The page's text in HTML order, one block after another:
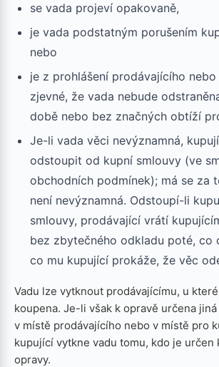
se vada projeví opakovaně,
je vada podstatným porušením
nebo
je z prohlášení prodávajícího
zjevné, že vada nebude
době nebo bez značných obtíží
Je-li vada věci nevýznamná,
odstoupit od kupní smlouvy (ve
obchodních podmínek); má se za
není nevýznamná. Odstoupí-li
smlouvy, prodávající vrátí
bez zbytečného odkladu poté, co
co mu kupující prokáže, že věc
Vadu lze vytknout prodávajícímu, u
koupena. Je-li však k opravě určena
v místě prodávajícího nebo v místě pro
kupující vytkne vadu tomu, kdo je určen
opravy.